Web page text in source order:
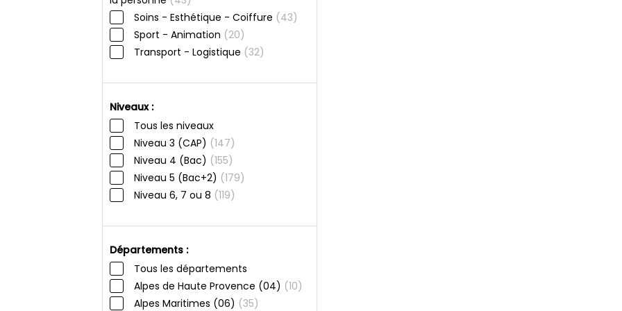
Soins - Esthétique - Coiffure (43)
Sport - Animation (20)
Transport - Logistique (32)
Niveaux :
Tous les niveaux
Niveau 3 (CAP) (147)
Niveau 4 (Bac) (155)
Niveau 5 (Bac+2) (179)
Niveau 6, 7 ou 8 (119)
Départements :
Tous les départements
Alpes de Haute Provence (04) (10)
Alpes Maritimes (06) (35)